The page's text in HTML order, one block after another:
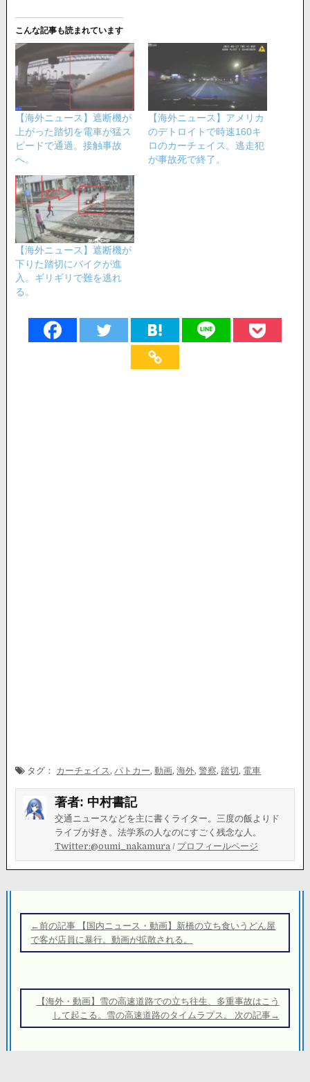
こんな記事も読まれています
【海外ニュース】遮断機が
上がった踏切を電車が猛ス
ピードで通過。接触事故
へ。
【海外ニュース】アメリカ
のデトロイトで時速160キ
ロのカーチェイス。逃走犯
が事故死で終了。
【海外ニュース】遮断機が
下りた踏切にバイクが進
入。ギリギリで難を逃れ
る。
タグ： カーチェイス , パトカー,動画,海外,警察,踏切, 電車
著者: 中村書記
交通ニュースなどを主に書くライター。三度の飯よりド
ライブが好き。法学系の人なのにすごく残念な人。
Twitter:@oumi_nakamura / プロフィールページ
稿
ナ
ー
←前の記事 【国内ニュース・動画】新橋の立ち食いうどん屋
で客が店員に暴行。動画が拡散される。
【海外・動画】雪の高速道路での立ち往生、多重事故はこう
して起こる。雪の高速道路のタイムラプス。 次の記事→